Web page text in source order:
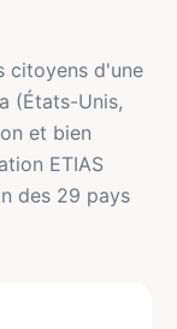
citoyens d'une
(États-Unis,
et bien
ETIAS
des 29 pays